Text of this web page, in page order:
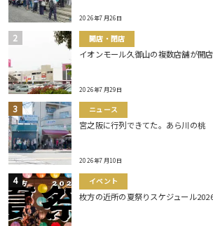
2026年7月26日
開店・閉店
イオンモール久御山の複数店舗が開
2026年7月29日
ニュース
宮之阪に行列できてた。あら川の桃
2026年7月10日
イベント
枚方の近所の夏祭りスケジュール